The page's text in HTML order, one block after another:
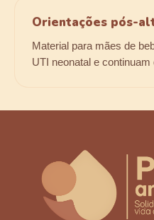
Orientações pós-
Material para mães de
UTI neonatal e